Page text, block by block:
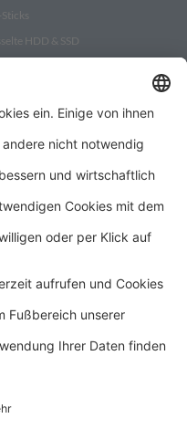
HDD & SSD